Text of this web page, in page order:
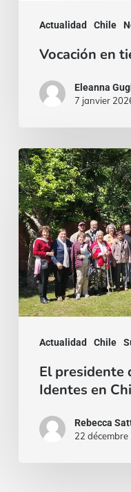
Actualidad Chile
Vocación en
Eleanna
7 janvier
Actualidad Chile
El
presidente
de
los
Misioneros
Identes
en
Chile
El presidente
Identes en
Rebecca
22